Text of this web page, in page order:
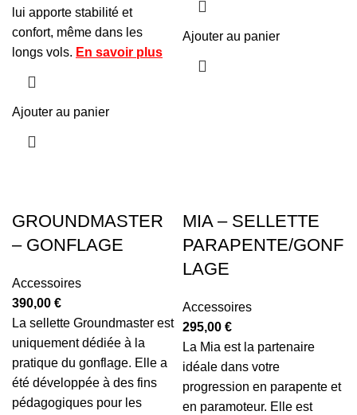
lui apporte stabilité et
confort, même dans les
longs vols. En savoir plus
Ajouter au panier
Ajouter au panier
GROUNDMASTER
– GONFLAGE
Accessoires
390,00 €
La sellette Groundmaster est
uniquement dédiée à la
pratique du gonflage. Elle a
été développée à des fins
pédagogiques pour les
MIA – SELLETTE
PARAPENTE/GONF
LAGE
Accessoires
295,00 €
La Mia est la partenaire
idéale dans votre
progression en parapente et
en paramoteur. Elle est